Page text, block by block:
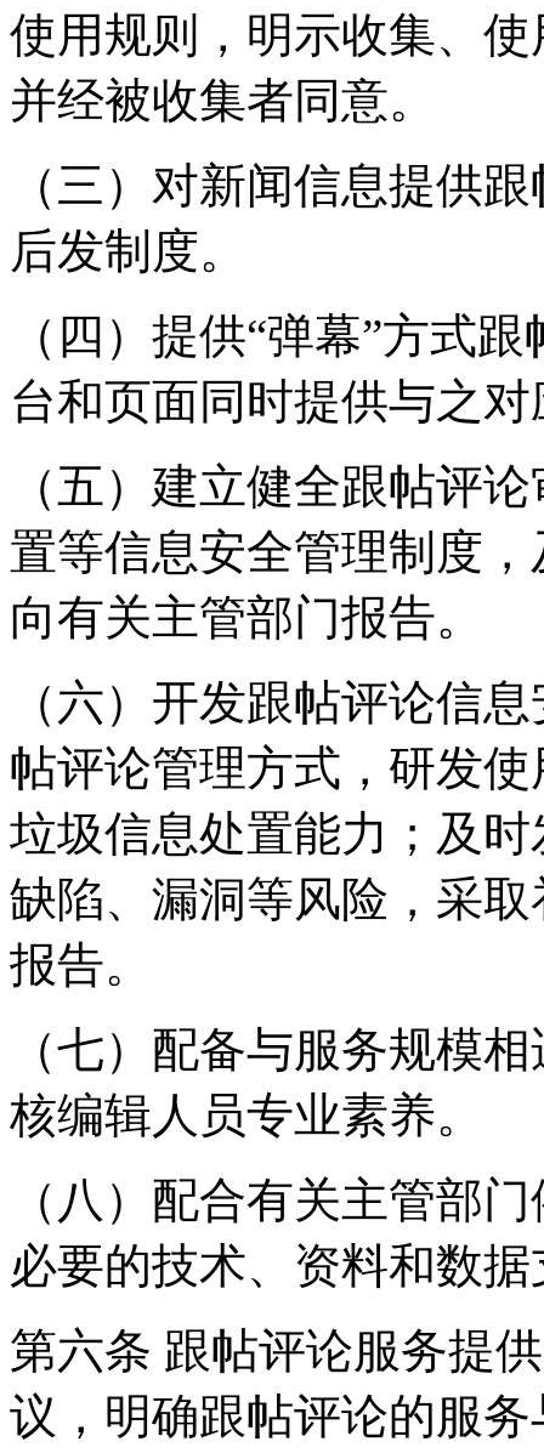
使用规则，明示收集、
并经被收集者同意。
（三）对新闻信息提供
后发制度。
（四）提供“弹幕”方式
台和页面同时提供与之
（五）建立健全跟帖评
置等信息安全管理制度
向有关主管部门报告。
（六）开发跟帖评论信
帖评论管理方式，研发
垃圾信息处置能力；及
缺陷、漏洞等风险，采
报告。
（七）配备与服务规模
核编辑人员专业素养。
（八）配合有关主管部
必要的技术、资料和数
第六条 跟帖评论服务提
议，明确跟帖评论的服